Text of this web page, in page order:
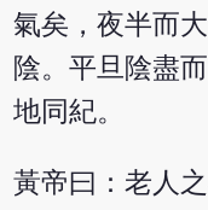
氣矣，夜半而
陰。平旦陰盡
地同紀。
黃帝曰：老人